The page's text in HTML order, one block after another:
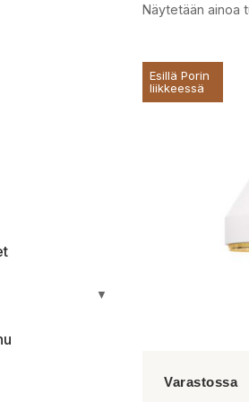
▼
Näytetään ainoa
Esillä Porin
liikkeessä